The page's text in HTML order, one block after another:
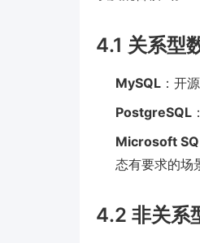
4.1 关系型
MySQL ：开
PostgreSQL
Microsoft
态有要求的场
4.2 非关系